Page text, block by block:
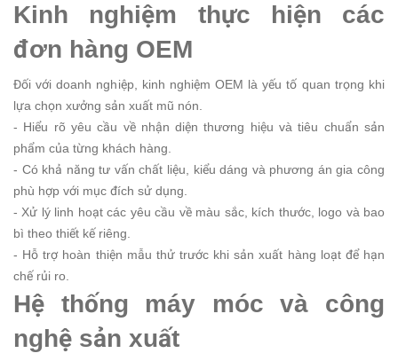
Kinh nghiệm thực hiện các
đơn hàng OEM
Đối với doanh nghiệp, kinh nghiệm OEM là yếu tố quan trọng khi
lựa chọn xưởng sản xuất mũ nón.
- Hiểu rõ yêu cầu về nhận diện thương hiệu và tiêu chuẩn sản
phẩm của từng khách hàng.
- Có khả năng tư vấn chất liệu, kiểu dáng và phương án gia công
phù hợp với mục đích sử dụng.
- Xử lý linh hoạt các yêu cầu về màu sắc, kích thước, logo và bao
bì theo thiết kế riêng.
- Hỗ trợ hoàn thiện mẫu thử trước khi sản xuất hàng loạt để hạn
chế rủi ro.
Hệ thống máy móc và công
nghệ sản xuất